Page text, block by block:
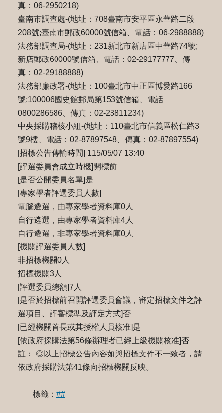
真：06-2950218)
臺南市調查處-(地址：708臺南市安平區永華路二段
208號;臺南市郵政60000號信箱、電話：06-2988888)
法務部調查局-(地址：231新北市新店區中華路74號;
新店郵政60000號信箱、電話：02-29177777、傳
真：02-29188888)
法務部廉政署-(地址：100臺北市中正區博愛路166
號;100006國史館郵局第153號信箱、電話：
0800286586、傳真：02-23811234)
中央採購稽核小組-(地址：110臺北市信義區松仁路3
號9樓、電話：02-87897548、傳真：02-87897554)
[招標公告傳輸時間] 115/05/07 13:40
[評選委員會成立時機]開標前
[是否公開委員名單]是
[專家學者評選委員人數]
電腦遴選，由專家學者資料庫0人
自行遴選，由專家學者資料庫4人
自行遴選，非專家學者資料庫0人
[機關評選委員人數]
非招標機關0人
招標機關3人
[評選委員總額]7人
[是否於招標前召開評選委員會議，審定招標文件之評
選項目、評審標準及評定方式]否
[已經機關首長或其授權人員核准]是
[依政府採購法第56條辦理者已經上級機關核准]否
註： ◎以上招標公告內容如與招標文件不一致者，請
依政府採購法第41條向招標機關反映。
標籤： ##